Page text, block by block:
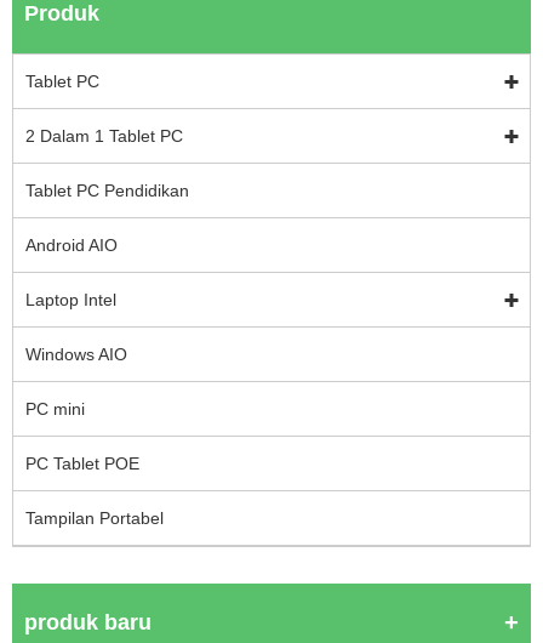
Produk
Tablet PC
2 Dalam 1 Tablet PC
Tablet PC Pendidikan
Android AIO
Laptop Intel
Windows AIO
PC mini
PC Tablet POE
Tampilan Portabel
produk baru